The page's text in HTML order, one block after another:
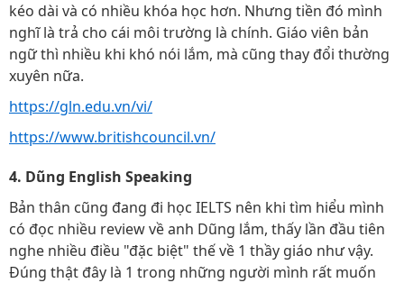
kéo dài và có nhiều khóa học hơn. Nhưng tiền đó mình
nghĩ là trả cho cái môi trường là chính. Giáo viên bản
ngữ thì nhiều khi khó nói lắm, mà cũng thay đổi thường
xuyên nữa.
https://gln.edu.vn/vi/
https://www.britishcouncil.vn/
4. Dũng English Speaking
Bản thân cũng đang đi học IELTS nên khi tìm hiểu mình
có đọc nhiều review về anh Dũng lắm, thấy lần đầu tiên
nghe nhiều điều "đặc biệt" thế về 1 thầy giáo như vậy.
Đúng thật đây là 1 trong những người mình rất muốn